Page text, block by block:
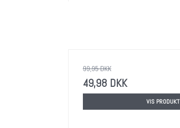
99,95 DKK
49,98 DKK
VIS PRODUKT